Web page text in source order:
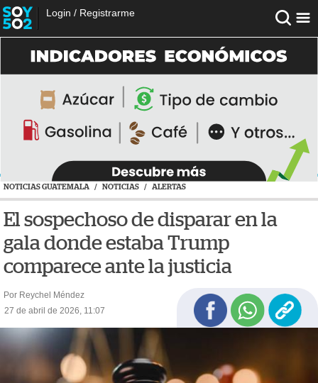
Login / Registrarme
NOTICIAS GUATEMALA / NOTICIAS / ALERTAS
El sospechoso de disparar en la
gala donde estaba Trump
comparece ante la justicia
Por Reychel Méndez
27 de abril de 2026, 11:07